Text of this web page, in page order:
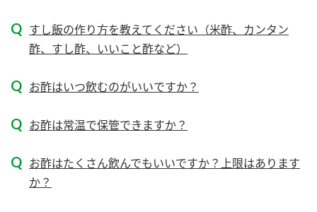
つゆ たれ
スープ 中華
クイック調味料 レモン果汁
ふりかけ
炊き込みご飯の素 納豆
ブランド・スペシャルサイト トップ
商品ブランドサイト
くらしプラ酢
カンタン酢
味ぽん
ぽん酢
企業情報
国内事業概要
ミツカングループについて
企業理念
ミツカンを知る
すし飯の作り方を教えてください（米酢、カンタン
酢、すし酢、いいこと酢など）
お酢はいつ飲むのがいいですか？
お酢は常温で保管できますか？
お酢はたくさん飲んでもいいですか？上限はあります
か？